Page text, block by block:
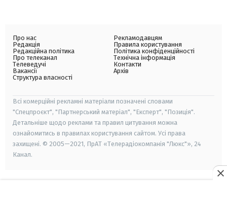
Про нас
Редакція
Редакційна політика
Про телеканал
Телеведучі
Вакансії
Структура власності
Рекламодавцям
Правила користування
Політика конфіденційності
Технічна інформація
Контакти
Архів
Всі комерційні рекламні матеріали позначені словами
"Спецпроєкт", "Партнерський матеріал", "Експерт", "Позиція".
Детальніше щодо реклами та правил цитування можна
ознайомитись в правилах користування сайтом. Усі права
захищені. © 2005—2021, ПрАТ «Телерадіокомпанія "Люкс"», 24
Канал.